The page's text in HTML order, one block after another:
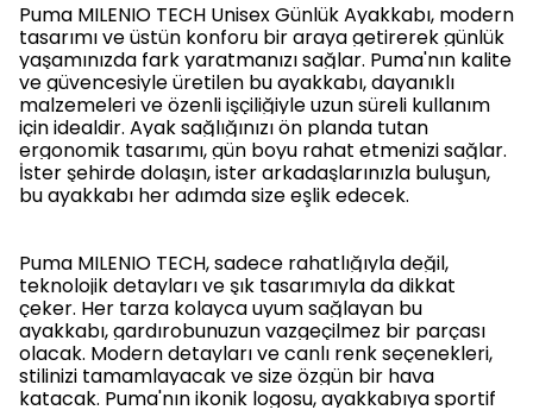
Puma MILENIO TECH Unisex Günlük Ayakkabı, modern
tasarımı ve üstün konforu bir araya getirerek günlük
yaşamınızda fark yaratmanızı sağlar. Puma'nın kalite
ve güvencesiyle üretilen bu ayakkabı, dayanıklı
malzemeleri ve özenli işçiliğiyle uzun süreli kullanım
için idealdir. Ayak sağlığınızı ön planda tutan
ergonomik tasarımı, gün boyu rahat etmenizi sağlar.
İster şehirde dolaşın, ister arkadaşlarınızla buluşun,
bu ayakkabı her adımda size eşlik edecek.
Puma MILENIO TECH, sadece rahatlığıyla değil,
teknolojik detayları ve şık tasarımıyla da dikkat
çeker. Her tarza kolayca uyum sağlayan bu
ayakkabı, gardırobunuzun vazgeçilmez bir parçası
olacak. Modern detayları ve canlı renk seçenekleri,
stilinizi tamamlayacak ve size özgün bir hava
katacak. Puma'nın ikonik logosu, ayakkabıya sportif